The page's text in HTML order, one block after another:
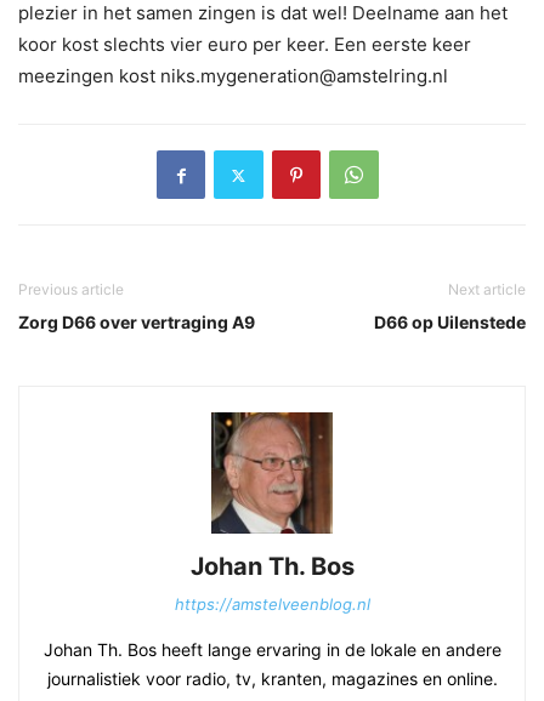
plezier in het samen zingen is dat wel! Deelname aan het
koor kost slechts vier euro per keer. Een eerste keer
meezingen kost niks.mygeneration@amstelring.nl
Previous article
Zorg D66 over vertraging A9
Next article
D66 op Uilenstede
Johan Th. Bos
https://amstelveenblog.nl
Johan Th. Bos heeft lange ervaring in de lokale en andere
journalistiek voor radio, tv, kranten, magazines en online.